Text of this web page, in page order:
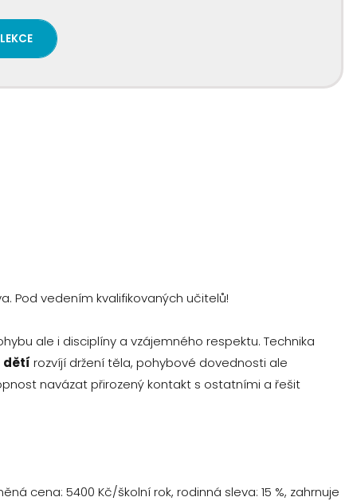
Pod vedením kvalifikovaných učitelů!
ale i disciplíny a vzájemného respektu. Technika
dětí rozvíjí držení těla, pohybové dovednosti ale
navázat přirozený kontakt s ostatními a řešit
cena: 5400 Kč/školní rok, rodinná sleva: 15 %, zahrnuje